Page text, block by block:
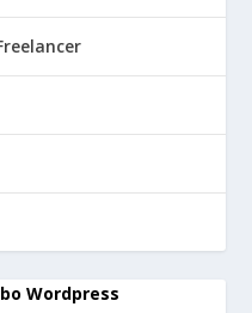
Wordpress